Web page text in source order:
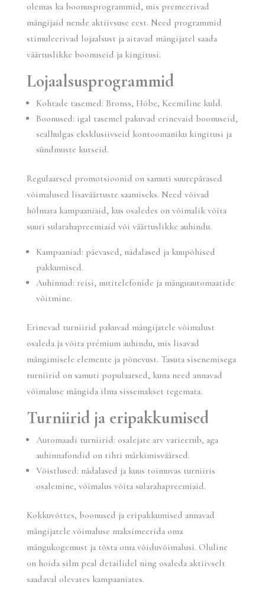
olemas ka boonusprogrammid, mis premeerivad
mängijaid nende aktiivsuse eest. Need programmid
stimuleerivad lojaalsust ja aitavad mängijatel saada
väärtuslikke boonuseid ja kingitusi.
Lojaalsusprogrammid
Kohtade tasemed: Bronss, Hõbe, Keemiline kuld.
Boonused: igal tasemel pakuvad erinevaid boonuseid,
sealhulgas eksklusiivseid kontoomaniku kingitusi ja
sündmuste kutseid.
Regulaarsed promotsioonid on samuti suurepärased
võimalused lisaväärtuste saamiseks. Need võivad
hõlmata kampaaniaid, kus osaledes on võimalik võita
suuri sularahapreemiaid või väärtuslikke auhindu.
Kampaaniad: päevased, nädalased ja kuupõhised
pakkumised.
Auhinnad: reisi, nutitelefonide ja mänguautomaatide
võitmine.
Erinevad turniirid pakuvad mängijatele võimalust
osaleda ja võita prémium auhindu, mis lisavad
mängimisele elemente ja põnevust. Tasuta sisenemisega
turniirid on samuti populaarsed, kuna need annavad
võimaluse mängida ilma sissemakset tegemata.
Turniirid ja eripakkumised
Automaadi turniirid: osalejate arv varieerub, aga
auhinnafondid on tihti märkimisväärsed.
Võistlused: nädalased ja kuus toimuvas turniiris
osalemine, võimalus võita sularahapreemiaid.
Kokkuvõttes, boonused ja eripakkumised annavad
mängijatele võimaluse maksimeerida oma
mängukogemust ja tõsta oma võiduvõimalusi. Oluline
on hoida silm peal detailidel ning osaleda aktiivselt
saadaval olevates kampaaniates.